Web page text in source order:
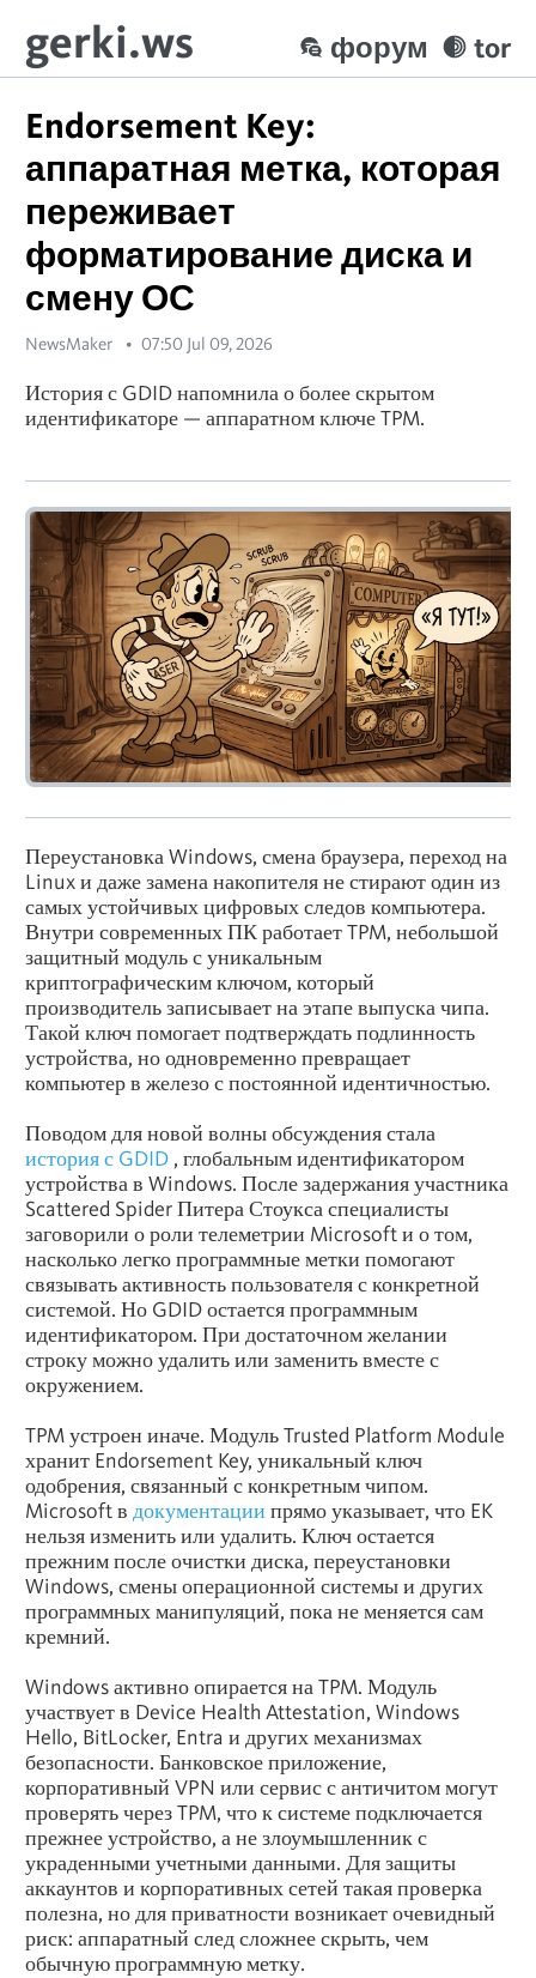
gerki.ws tor
форум
Endorsement Key:
аппаратная метка, которая
переживает
форматирование диска и
смену ОС
NewsMaker 07:50 Jul 09, 2026
История с GDID напомнила о более скрытом
идентификаторе — аппаратном ключе TPM.
Переустановка Windows, смена браузера, переход на
Linux и даже замена накопителя не стирают один из
самых устойчивых цифровых следов компьютера.
Внутри современных ПК работает TPM, небольшой
защитный модуль с уникальным
криптографическим ключом, который
производитель записывает на этапе выпуска чипа.
Такой ключ помогает подтверждать подлинность
устройства, но одновременно превращает
компьютер в железо с постоянной идентичностью.
Поводом для новой волны обсуждения стала
история с GDID , глобальным идентификатором
устройства в Windows. После задержания участника
Scattered Spider Питера Стоукса специалисты
заговорили о роли телеметрии Microsoft и о том,
насколько легко программные метки помогают
связывать активность пользователя с конкретной
системой. Но GDID остается программным
идентификатором. При достаточном желании
строку можно удалить или заменить вместе с
окружением.
TPM устроен иначе. Модуль Trusted Platform Module
хранит Endorsement Key, уникальный ключ
одобрения, связанный с конкретным чипом.
Microsoft в документации прямо указывает, что EK
нельзя изменить или удалить. Ключ остается
прежним после очистки диска, переустановки
Windows, смены операционной системы и других
программных манипуляций, пока не меняется сам
кремний.
Windows активно опирается на TPM. Модуль
участвует в Device Health Attestation, Windows
Hello, BitLocker, Entra и других механизмах
безопасности. Банковское приложение,
корпоративный VPN или сервис с античитом могут
проверять через TPM, что к системе подключается
прежнее устройство, а не злоумышленник с
украденными учетными данными. Для защиты
аккаунтов и корпоративных сетей такая проверка
полезна, но для приватности возникает очевидный
риск: аппаратный след сложнее скрыть, чем
обычную программную метку.